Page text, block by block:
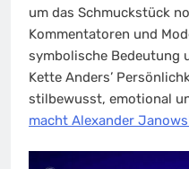
um das Schmuckstück
Kommentatoren und
symbolische Bedeutung
Kette Anders’
stilbewusst, emotional
macht Alexander